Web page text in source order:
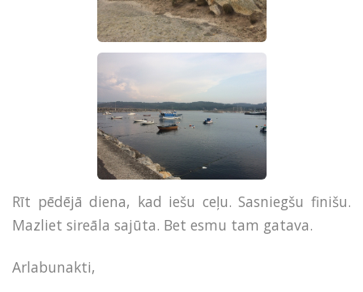
Rīt pēdējā diena, kad iešu ceļu. Sasniegšu finišu.
Mazliet sireāla sajūta. Bet esmu tam gatava.
Arlabunakti,